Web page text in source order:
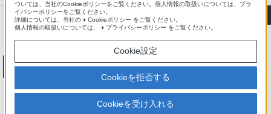
NW-S310シリーズ
NW-S310シリーズ サポートトップ
困ったときは（Q&A）
ついては、当社のCookieポリシーをご覧ください。個人情報の取扱いについては、プラ
イバシーポリシーをご覧ください。
詳細については、当社の
Cookieポリシー をご覧ください。
個人情報の取扱いについては、
プライバシーポリシー をご覧ください。
Cookie設定
Cookieを拒否する
Cookieを受け入れる